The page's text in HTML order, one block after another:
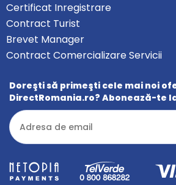
Certificat Inregistrare
Contract Turist
Brevet Manager
Contract Comercializare Servicii
Doreşti să primeşti cele mai noi
DirectRomania.ro? Abonează-te